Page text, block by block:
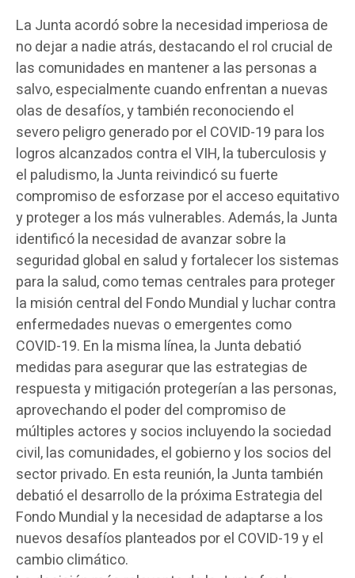
La Junta acordó sobre la necesidad imperiosa de
no dejar a nadie atrás, destacando el rol crucial de
las comunidades en mantener a las personas a
salvo, especialmente cuando enfrentan a nuevas
olas de desafíos, y también reconociendo el
severo peligro generado por el COVID-19 para los
logros alcanzados contra el VIH, la tuberculosis y
el paludismo, la Junta reivindicó su fuerte
compromiso de esforzase por el acceso equitativo
y proteger a los más vulnerables. Además, la Junta
identificó la necesidad de avanzar sobre la
seguridad global en salud y fortalecer los sistemas
para la salud, como temas centrales para proteger
la misión central del Fondo Mundial y luchar contra
enfermedades nuevas o emergentes como
COVID-19. En la misma línea, la Junta debatió
medidas para asegurar que las estrategias de
respuesta y mitigación protegerían a las personas,
aprovechando el poder del compromiso de
múltiples actores y socios incluyendo la sociedad
civil, las comunidades, el gobierno y los socios del
sector privado. En esta reunión, la Junta también
debatió el desarrollo de la próxima Estrategia del
Fondo Mundial y la necesidad de adaptarse a los
nuevos desafíos planteados por el COVID-19 y el
cambio climático.